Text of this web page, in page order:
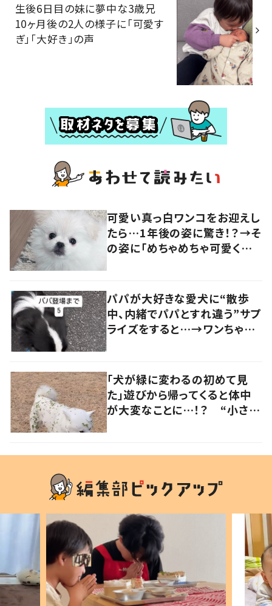
生後6日目の妹に夢中な3歳兄
10ヶ月後の2人の様子に「可愛す
ぎ」「大好き」の声
可愛い真っ白ワンコをお迎えし
たら…1年後の姿に驚き！？→そ
の姿に「めちゃめちゃ可愛くて
パパが大好きな愛犬に“散歩
中、内緒でパパとすれ違う”サプ
ライズをすると…→ワンちゃん
「犬が緑に変わるの初めて見
た」遊びから帰ってくると体中
が大変なことに…！？ “小さい